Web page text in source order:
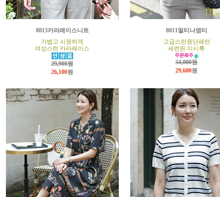
8013카라레이스니트
가볍고 시원하게
여성스런 카라레이스
29,900원
26,100원
8011멀티나염티
고급스런원단패턴
세련된 미시룩
34,000원
29,600원